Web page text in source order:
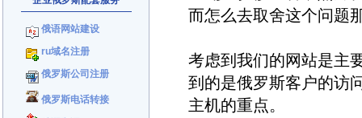
俄语网站建设
ru域名注册
俄罗斯公司注册
俄罗斯电话转接
而怎么去取舍这个问题
考虑到我们的网站是主
到的是俄罗斯客户的访
主机的重点。